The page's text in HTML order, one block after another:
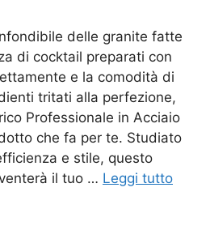
delle granite fatte
di cocktail preparati con
e la comodità di
tritati alla perfezione,
Professionale in Acciaio
che fa per te. Studiato
e stile, questo
il tuo … Leggi tutto